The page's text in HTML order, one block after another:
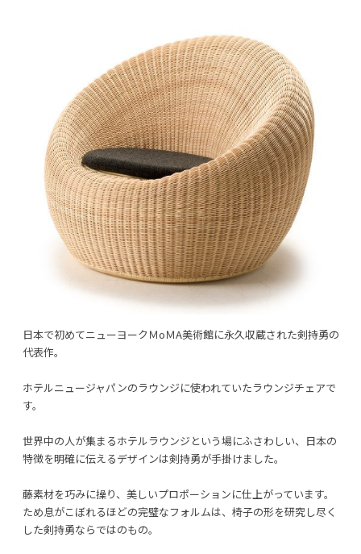
日本で初めてニューヨークＭoＭA美術館に永久収蔵された剣持勇の
代表作。
ホテルニュージャパンのラウンジに使われていたラウンジチェアで
す。
世界中の人が集まるホテルラウンジという場にふさわしい、日本の
特徴を明確に伝えるデザインは剣持勇が手掛けました。
藤素材を巧みに操り、美しいプロポーションに仕上がっています。
ため息がこぼれるほどの完璧なフォルムは、椅子の形を研究し尽く
した剣持勇ならではのもの。